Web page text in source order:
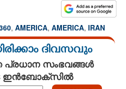
, AMERICA, AMERICA, IRAN
ദിവസവും
പ്രധാന സംഭവങ്ങൾ
ഇൻബോക്സിൽ